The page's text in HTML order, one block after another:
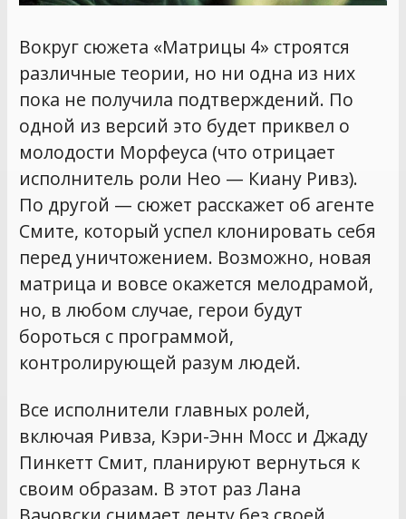
Вокруг сюжета «Матрицы 4» строятся
различные теории, но ни одна из них
пока не получила подтверждений. По
одной из версий это будет приквел о
молодости Морфеуса (что отрицает
исполнитель роли Нео — Киану Ривз).
По другой — сюжет расскажет об агенте
Смите, который успел клонировать себя
перед уничтожением. Возможно, новая
матрица и вовсе окажется мелодрамой,
но, в любом случае, герои будут
бороться с программой,
контролирующей разум людей.
Все исполнители главных ролей,
включая Ривза, Кэри-Энн Мосс и Джаду
Пинкетт Смит, планируют вернуться к
своим образам. В этот раз Лана